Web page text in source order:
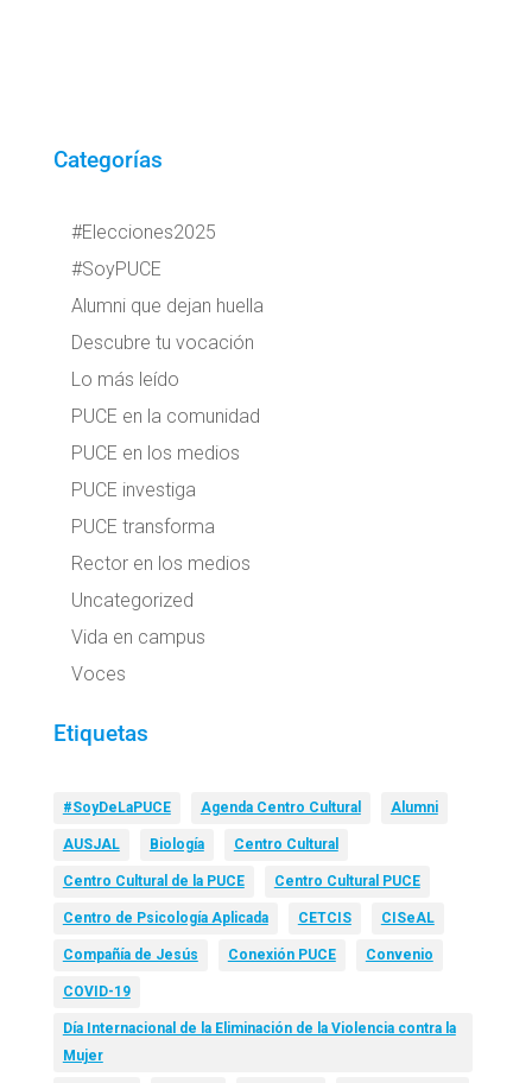
Categorías
#Elecciones2025
#SoyPUCE
Alumni que dejan huella
Descubre tu vocación
Lo más leído
PUCE en la comunidad
PUCE en los medios
PUCE investiga
PUCE transforma
Rector en los medios
Uncategorized
Vida en campus
Voces
Etiquetas
#SoyDeLaPUCE Agenda Centro Cultural Alumni
AUSJAL Biología Centro Cultural
Centro Cultural de la PUCE Centro Cultural PUCE
Centro de Psicología Aplicada CETCIS CISeAL
Compañía de Jesús Conexión PUCE Convenio
COVID-19
Día Internacional de la Eliminación de la Violencia contra la
Mujer